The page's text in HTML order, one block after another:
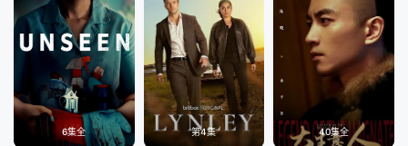
6集全 第4集 40集全